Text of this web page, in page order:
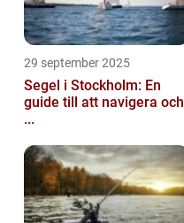
29 september 2025
Segel i Stockholm: En
guide till att navigera och
...